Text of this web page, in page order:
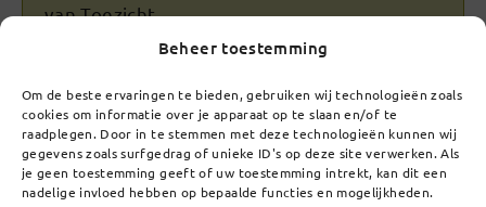
Beheer toestemming
Om de beste ervaringen te bieden, gebruiken wij technologieën zoals
cookies om informatie over je apparaat op te slaan en/of te
raadplegen. Door in te stemmen met deze technologieën kunnen wij
gegevens zoals surfgedrag of unieke ID's op deze site verwerken. Als
je geen toestemming geeft of uw toestemming intrekt, kan dit een
nadelige invloed hebben op bepaalde functies en mogelijkheden.
van Toezicht
Jaarlaagcoördinatoren en mentoraat
9.3
Oudercommissie